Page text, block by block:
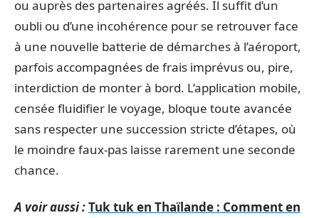
ou auprès des partenaires agréés. Il suffit d’un
oubli ou d’une incohérence pour se retrouver face
à une nouvelle batterie de démarches à l’aéroport,
parfois accompagnées de frais imprévus ou, pire,
interdiction de monter à bord. L’application mobile,
censée fluidifier le voyage, bloque toute avancée
sans respecter une succession stricte d’étapes, où
le moindre faux-pas laisse rarement une seconde
chance.
A voir aussi :Tuk tuk en Thaïlande : Comment en